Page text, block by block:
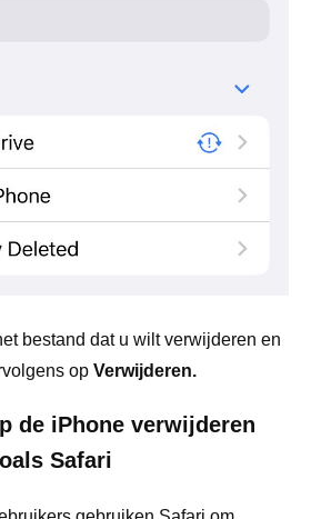
bestand dat u wilt verwijderen en
op Verwijderen.
de iPhone verwijderen
Safari